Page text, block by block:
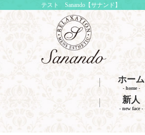
テスト Sanando【サナンド】
ホーム
- home -
新人
- new face -